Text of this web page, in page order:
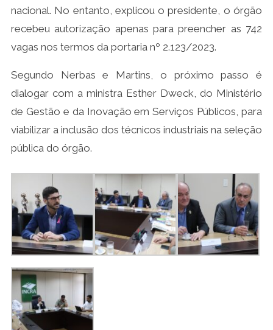
nacional. No entanto, explicou o presidente, o órgão
recebeu autorização apenas para preencher as 742
vagas nos termos da portaria nº 2.123/2023.
Segundo Nerbas e Martins, o próximo passo é
dialogar com a ministra Esther Dweck, do Ministério
de Gestão e da Inovação em Serviços Públicos, para
viabilizar a inclusão dos técnicos industriais na seleção
pública do órgão.